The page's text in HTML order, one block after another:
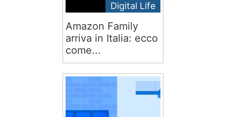
Digital Life
Amazon Family
arriva in Italia: ecco
come...